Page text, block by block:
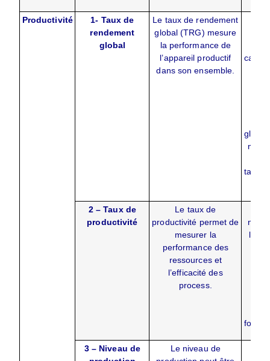
Productivité
1- Taux de
rendement
global
Le taux de rendement
global (TRG) mesure
la performance de
l’appareil productif
dans son ensemble.
global
taux
2 – Taux de
productivité
Le taux de
productivité permet de
mesurer la
performance des
ressources et
l’efficacité des
process.
la
3 – Niveau de
Le niveau de